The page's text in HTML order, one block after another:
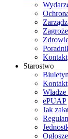
Starostwo
Kontakt
ePUAP
Jak